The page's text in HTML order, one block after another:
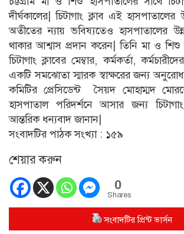
দীর্ঘকালের| চিটাগাং ক্লাব এই হাসপাতালের
অতীতের ন্যায় ভবিষ্যতেও হাসপাতালের
থাকার আশ্বাস প্রদান করেন| তিনি মা ও শিশু
চিটাগাং ক্লাবের মেম্বার, কর্মকর্তা,
একটি সমঝোতা স্মারক স্বাক্ষরের জন্য অনুরোধ
কমিটির প্রেসিডেন্ট সৈয়দ মোহাম্মদ
হাসপাতাল পরিদর্শনে আসার জন্য
আন্তরিক ধন্যবাদ জানান|
সংবাদটির পাঠক সংখ্যা : ১৫৯
শেয়ার করুন
0
Shares
সংবাদটির প্রিন্ট ভার্সন